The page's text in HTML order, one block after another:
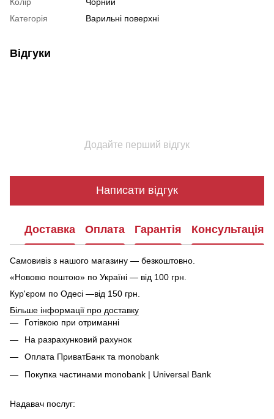
Категорія
Варильні поверхні
Відгуки
Додайте перший відгук
Написати відгук
Доставка Оплата Гарантія Консультація
Самовивіз з нашого магазину — безкоштовно.
«Нововю поштою» по Україні — від 100 грн.
Кур'єром по Одесі —від 150 грн.
Більше інформації про доставку
Готівкою при отриманні
На разрахунковий рахунок
Оплата ПриватБанк та monobank
Покупка частинами monobank | Universal Bank
Надавач послуг: